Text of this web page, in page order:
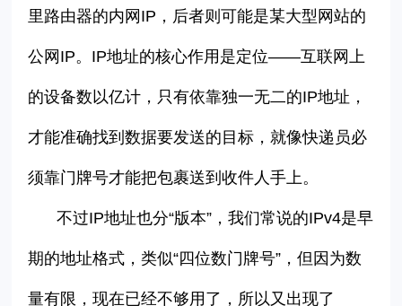
里路由器的内网 IP ，后者则可能是某大型网站的
公网 IP。 IP地址的核心作用是定位——互联网上
的设备数以亿计，只有依靠独一无二的IP地址，
才能准确找到数据要发送的目标，就像快递员必
须靠门牌号才能把包裹送到收件人手上。
不过IP地址也分“版本” ，我们常说的IPv4是早
期的地址格式，类似“四位数门牌号” ，但因为数
量有限，现在已经不够用了，所以又出现了